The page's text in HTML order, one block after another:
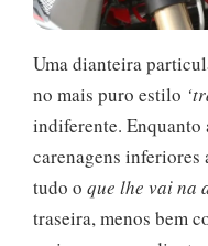
Uma dianteira
no mais puro estilo
indiferente. Enquanto
carenagens inferiores
tudo o que lhe vai na
traseira, menos bem